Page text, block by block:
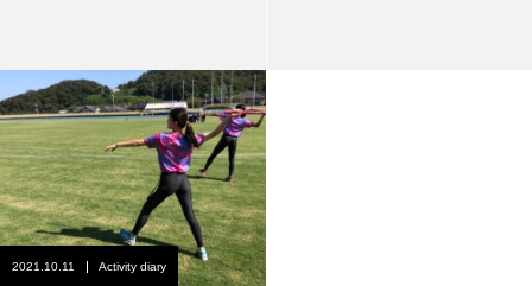
2021.10.11 Activity diary